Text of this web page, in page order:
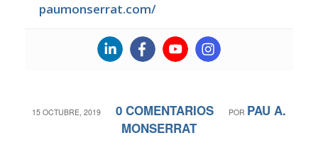
paumonserrat.com/
15 OCTUBRE, 2019
/ 0 COMENTARIOS
/ POR PAU A.
MONSERRAT